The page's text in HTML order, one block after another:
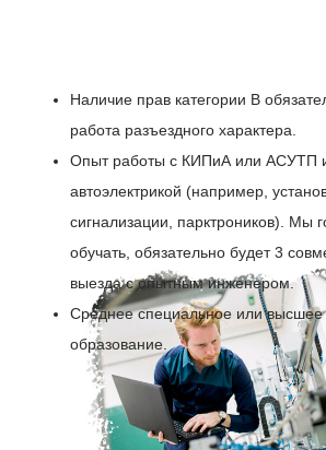
Наличие прав категории В
работа разъездного характера.
Опыт работы с КИПиА или АСУТП
автоэлектрикой (например,
сигнализации, парктроников). Мы
обучать, обязательно будет 3
выезда с опытным инженером.
Среднее специальное или высшее
образование.